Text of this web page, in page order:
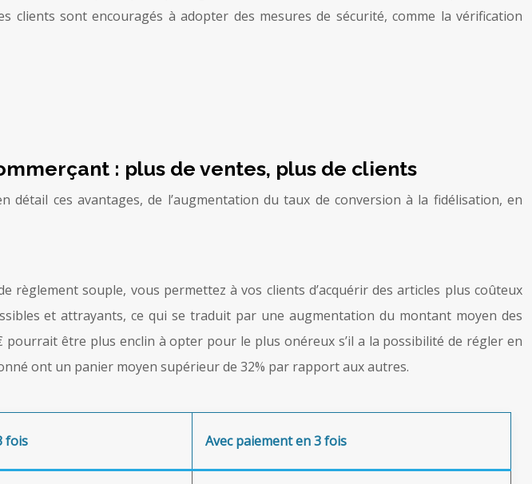
sont encouragés à adopter des mesures de sécurité, comme la vérification
: plus de ventes, plus de clients
ces avantages, de l’augmentation du taux de conversion à la fidélisation, en
règlement souple, vous permettez à vos clients d’acquérir des articles plus coûteux
et attrayants, ce qui se traduit par une augmentation du montant moyen des
être plus enclin à opter pour le plus onéreux s’il a la possibilité de régler en
ont un panier moyen supérieur de 32% par rapport aux autres.
fois Avec paiement en 3 fois